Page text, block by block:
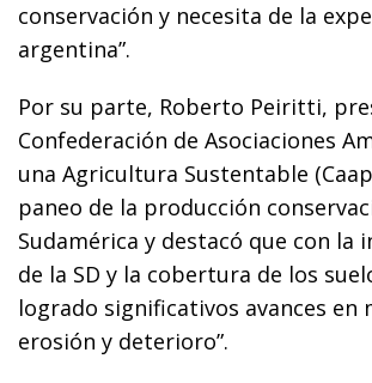
conservación y necesita de la
argentina”.
Por su parte, Roberto Peiritti,
Confederación de Asociaciones
una Agricultura Sustentable
paneo de la producción
Sudamérica y destacó que con la
de la SD y la cobertura de los
logrado significativos avances en
erosión y deterioro”.